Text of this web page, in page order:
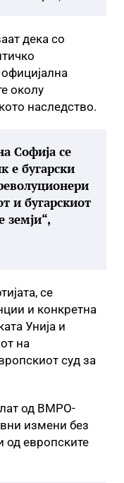
дека со
околу
наследство.
Софија се
е бугарски
и бугарскиот
земји“,
се
и конкретна
Унија и
на
суд за
од ВМРО-
измени без
од европските